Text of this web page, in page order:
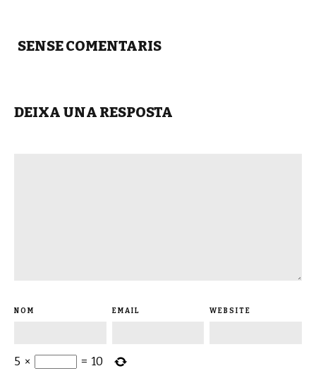
SENSE COMENTARIS
DEIXA UNA RESPOSTA
NOM EMAIL WEBSITE
5 × = 10